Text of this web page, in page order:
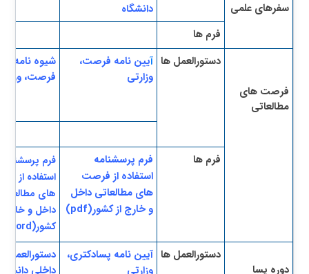
سفرهای علمی
دانشگاه
​فرم ها
فرصت های
مطالعاتی
​دستورالعملها ​آیین نامه فرصت،
وزارتی
شیوه نامه
فرصت،
​فرم ها
فرم پرسشنامه
استفاده از فرصت
های مطالعاتی داخل
و خارج از کشور(pdf)
فرم پرسشنامه
استفاده از
های
داخل و خارج
کشور(word)
دوره پسا
​دستورالعملها آیین نامه پسادکتری،
دستورالعمل